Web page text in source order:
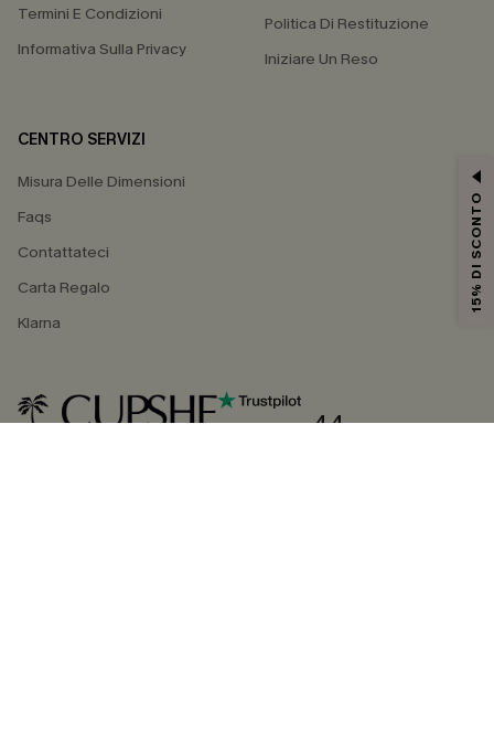
Termini E Condizioni
Informativa Sulla Privacy
Politica Di Restituzione
Iniziare Un Reso
CENTRO SERVIZI
Misura Delle Dimensioni
Faqs
Contattateci
Carta Regalo
Klarna
4.4
15% DI SCONTO